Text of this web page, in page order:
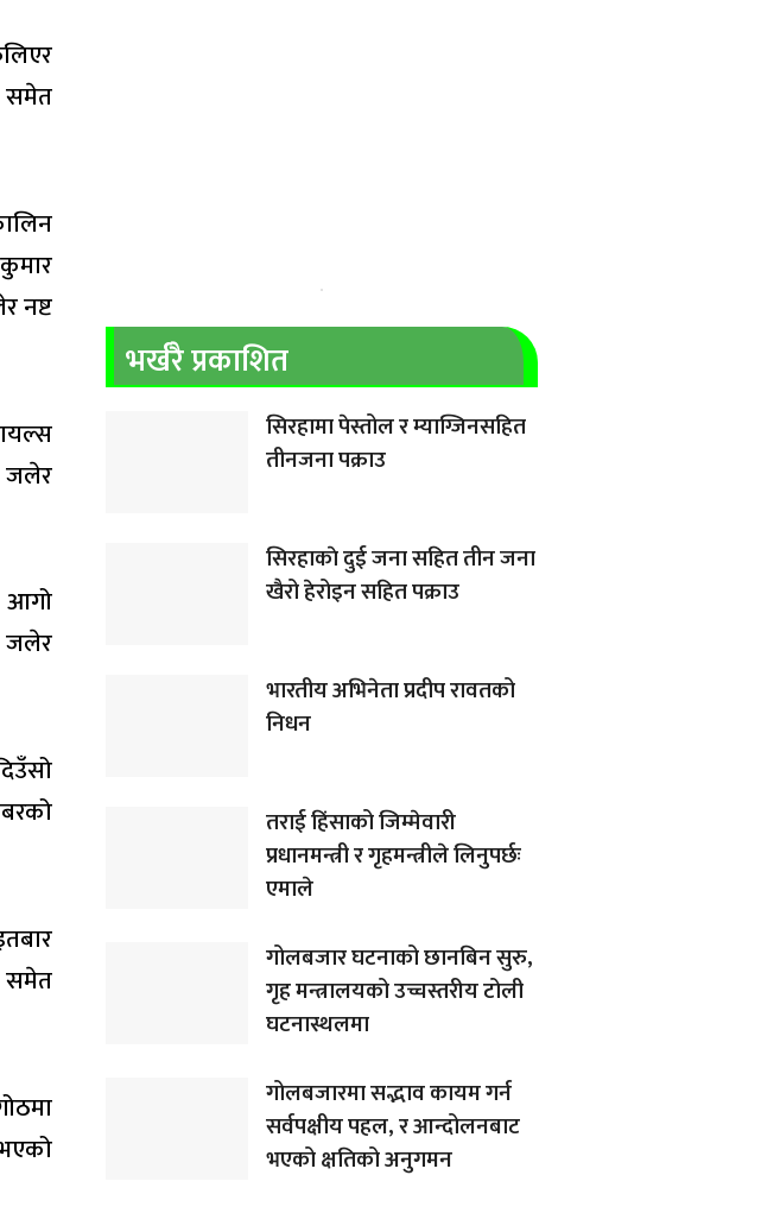
समेत
नष्ट
जलेर
आगो
जलेर
समेत
भर्खरै प्रकाशित
सिरहामा पेस्तोल र म्याग्जिनसहित
तीनजना पक्राउ
सिरहाकाे दुई जना सहित तीन जना
खैरो हेरोइन सहित पक्राउ
भारतीय अभिनेता प्रदीप रावतको
निधन
तराई हिंसाको जिम्मेवारी
प्रधानमन्त्री र गृहमन्त्रीले लिनुपर्छः
एमाले
गोलबजार घटनाको छानबिन सुरु,
गृह मन्त्रालयको उच्चस्तरीय टोली
घटनास्थलमा
गोलबजारमा सद्भाव कायम गर्न
सर्वपक्षीय पहल, र आन्दोलनबाट
भएको क्षतिको अनुगमन